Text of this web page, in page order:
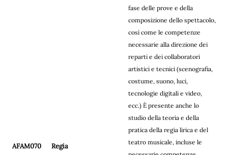
AFAM070 Regia
fase delle prove e della
composizione dello spettacolo,
così come le competenze
necessarie alla direzione dei
reparti e dei collaboratori
artistici e tecnici (scenografia,
costume, suono, luci,
tecnologie digitali e video,
ecc.) È presente anche lo
studio della teoria e della
pratica della regia lirica e del
teatro musicale, incluse le